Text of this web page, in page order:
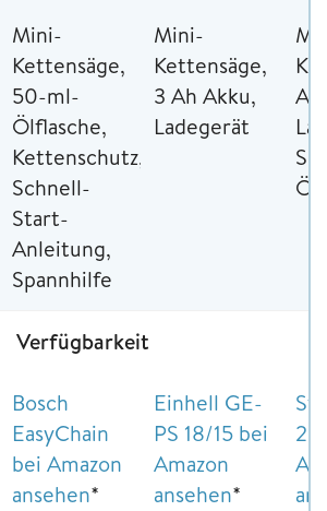
Mini-
Kettensäge,
50-ml-
Ölflasche,
Kettenschutz,
Schnell-
Start-
Anleitung,
Spannhilfe
Mini-
Kettensäge,
3 Ah Akku,
Ladegerät
Öl,
Verfügbarkeit
Bosch
EasyChain
bei Amazon
ansehen*
Einhell GE-
PS 18/15 bei
Amazon
ansehen*
26